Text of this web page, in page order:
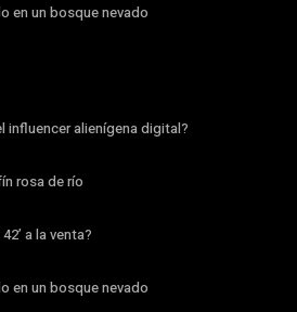
en un bosque nevado
influencer alienígena digital?
rosa de río
a la venta?
en un bosque nevado